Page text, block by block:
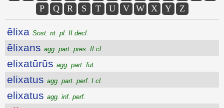
P
Q R S T U V W X Y Z
ēlixa Sost. nt. pl. II decl.
ēlixans agg. part. pres. II cl.
elixatūrūs agg. part. fut.
elixatus agg. part. perf. I cl.
elixatus agg. inf. perf.